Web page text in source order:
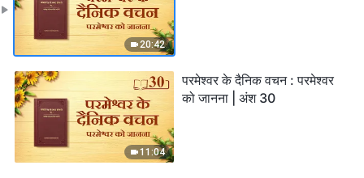
20:42
11:04
परमेश्वर के दैनिक वचन : परमेश्वर
को जानना | अंश 30